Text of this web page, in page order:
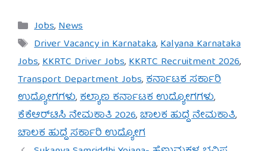
Categories
Jobs,News
Tags
Driver Vacancy in Karnataka,Kalyana Karnataka
Jobs,KKRTC Driver Jobs,KKRTC Recruitment 2026,
Transport Department Jobs,ಕರ್ನಾಟಕ ಸರ್ಕಾರಿ
ಉದ್ಯೋಗಗಳು,ಕಲ್ಯಾಣ ಕರ್ನಾಟಕ ಉದ್ಯೋಗಗಳು,
ಕೆಕೆಆರ್‌ಟಿಸಿ ನೇಮಕಾತಿ 2026,ಚಾಲಕ ಹುದ್ದೆ ನೇಮಕಾತಿ,
ಚಾಲಕ ಹುದ್ದೆ ಸರ್ಕಾರಿ ಉದ್ಯೋಗ